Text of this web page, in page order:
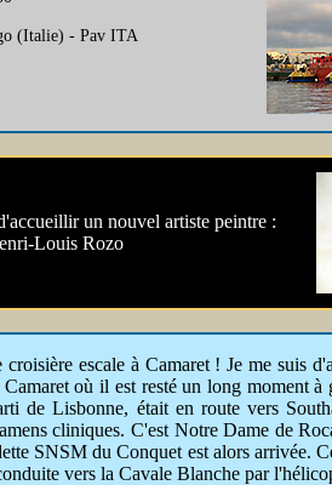
(Italie) - Pav ITA
un nouvel artiste peintre :
Louis Rozo
escale à Camaret ! Je me suis
où il est resté un long moment à
de Lisbonne, était en route vers
cliniques. C'est Notre Dame de
SNSM du Conquet est alors arrivée.
vers la Cavale Blanche par